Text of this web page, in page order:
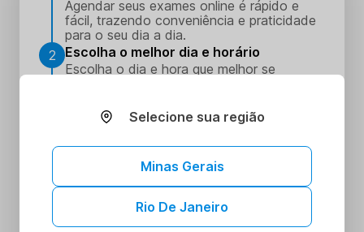
Agendar seus exames online é rápido e
fácil, trazendo conveniência e praticidade
para o seu dia a dia.
2
Escolha o melhor dia e horário
Escolha o dia e hora que melhor se
Realize seus procedimentos
escolhida
4 Tenha acesso aos seus resultados sem
sair de casa
Selecione sua região
Minas Gerais
Rio De Janeiro